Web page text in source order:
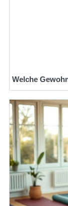
Welche